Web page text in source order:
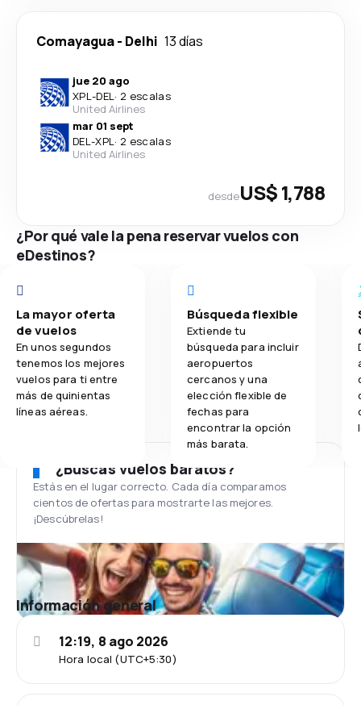
Comayagua- Delhi 13 días
jue 20 ago
XPL-DEL· 2 escalas
United Airlines
mar 01 sept
DEL-XPL· 2 escalas
United Airlines
desdeUS$ 1,788
¿Por qué vale la pena reservar vuelos con
eDestinos?
La mayor oferta
de vuelos
En unos segundos
tenemos los mejores
vuelos para ti entre
más de quinientas
líneas aéreas.
Búsqueda flexible
Extiende tu
búsqueda para incluir
aeropuertos
cercanos y una
elección flexible de
fechas para
encontrar la opción
más barata.
¿Buscas vuelos baratos?
Estás en el lugar correcto. Cada día comparamos
cientos de ofertas para mostrarte las mejores.
¡Descúbrelas!
Información general
Hora local (UTC+5:30)
12:19, 8 ago 2026